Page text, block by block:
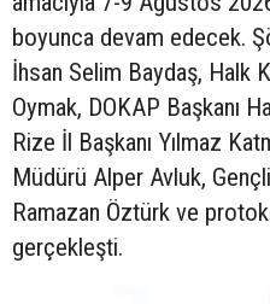
boyunca devam edecek.
İhsan Selim Baydaş, Halk
Oymak, DOKAP Başkanı
Rize İl Başkanı Yılmaz
Müdürü Alper Avluk,
Ramazan Öztürk ve
gerçekleşti.